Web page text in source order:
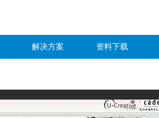
解决方案 资料下载